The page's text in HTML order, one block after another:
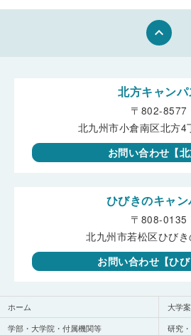
keyboard_arrow_up
ホーム
大学
学部・大学院・付属機関等
研究
北方キャンパ
〒802-8577
北九州市小倉南区北方4
お問い合わせ【北
ひびきのキャン
〒808-0135
北九州市若松区ひび
お問い合わせ【ひび